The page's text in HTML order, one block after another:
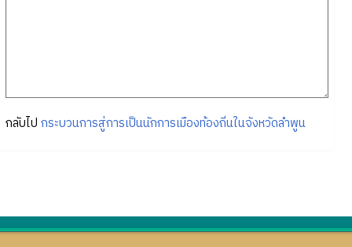
กลับไป กระบวนการสู่การเป็นนักการเมืองท้องถิ่นในจังหวัดลำพูน